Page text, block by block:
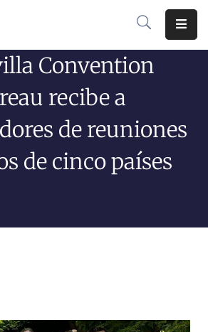
Convention
recibe a
de reuniones
de cinco países